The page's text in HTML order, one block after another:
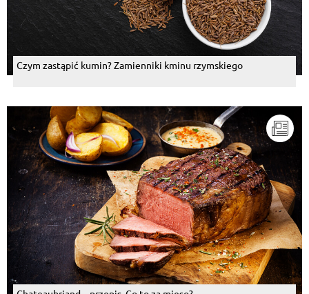
Czym zastąpić kumin? Zamienniki kminu rzymskiego